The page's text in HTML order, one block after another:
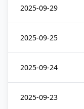
2025-09-29
2025-09-25
2025-09-24
2025-09-23